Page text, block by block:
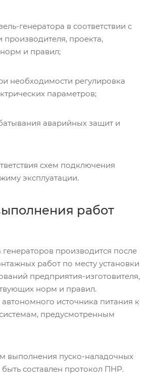
генератора в соответствии с
проекта,
и правил;
необходимости регулировка
параметров;
аварийных защит и
схем подключения
эксплуатации.
работ
производится после
работ по месту установки
предприятия-изготовителя,
норм и правил.
источника питания к
предусмотренным
выполнения пуско-наладочных
составлен протокол ПНР.